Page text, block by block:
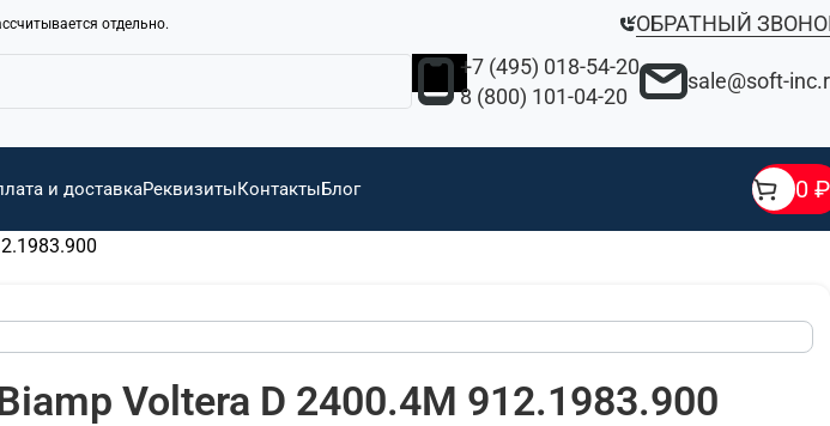
отдельно.
ОБРАТНЫЙ
+7 (495) 018-54-20
8 (800) 101-04-20
sale@soft-
и доставкаРеквизитыКонтактыБлог 0 ₽
Voltera D 2400.4M 912.1983.900